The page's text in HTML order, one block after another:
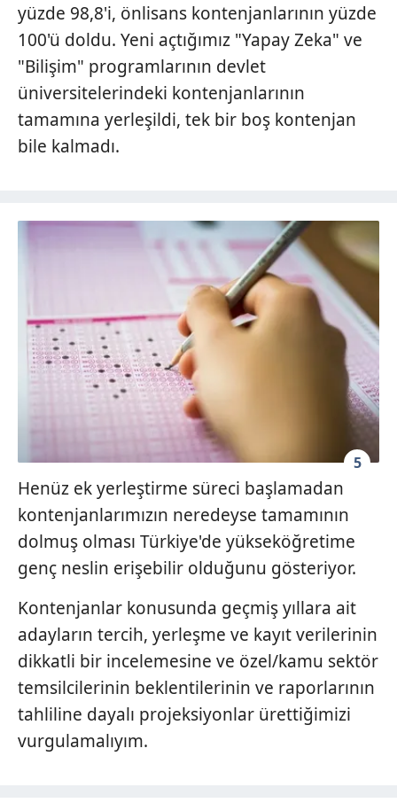
yüzde 98,8'i, önlisans kontenjanlarının yüzde
100'ü doldu. Yeni açtığımız "Yapay Zeka" ve
"Bilişim" programlarının devlet
üniversitelerindeki kontenjanlarının
tamamına yerleşildi, tek bir boş kontenjan
bile kalmadı.
5
Henüz ek yerleştirme süreci başlamadan
kontenjanlarımızın neredeyse tamamının
dolmuş olması Türkiye'de yükseköğretime
genç neslin erişebilir olduğunu gösteriyor.
Kontenjanlar konusunda geçmiş yıllara ait
adayların tercih, yerleşme ve kayıt verilerinin
dikkatli bir incelemesine ve özel/kamu sektör
temsilcilerinin beklentilerinin ve raporlarının
tahliline dayalı projeksiyonlar ürettiğimizi
vurgulamalıyım.